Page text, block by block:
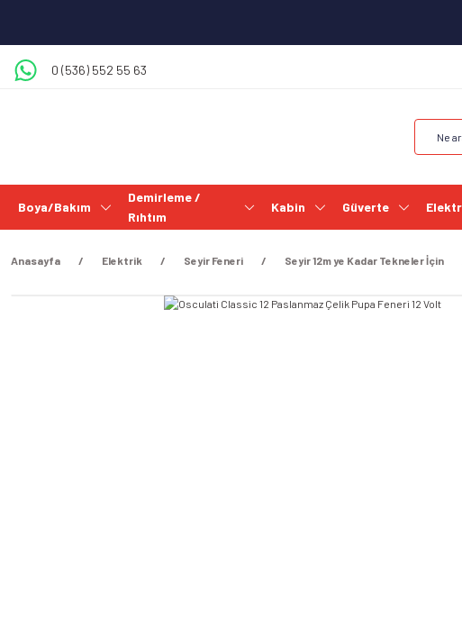
0 (536) 552 55 63
Boya/Bakım
Demirleme /
Rıhtım
Kabin Güverte
Anasayfa Elektrik Seyir Feneri Seyir 12m ye Kadar Tekneler İçin